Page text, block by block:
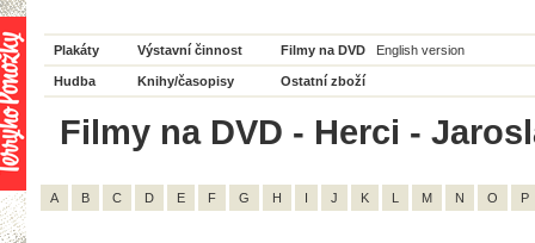
Plakáty Výstavní činnost Filmy na DVD English version
Hudba Knihy/časopisy Ostatní zboží
Filmy na DVD - Herci -
A B C D E F G H I J K L M N O P